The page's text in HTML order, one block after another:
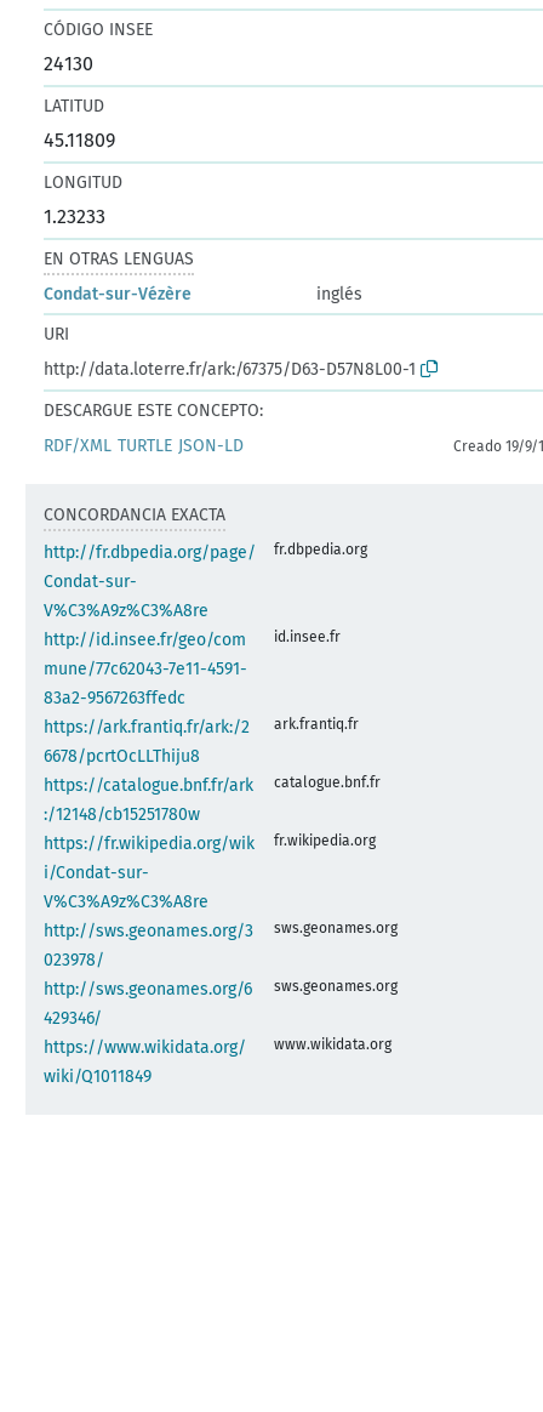
CÓDIGO INSEE
24130
LATITUD
45.11809
LONGITUD
1.23233
EN OTRAS LENGUAS
Condat-sur-Vézère
inglés
URI
http://data.loterre.fr/ark:/67375/D63-D57N8L00-1
DESCARGUE ESTE CONCEPTO:
RDF/XML TURTLE JSON-LD Creado 19/9/
CONCORDANCIA EXACTA
http://fr.dbpedia.org/page/
Condat-sur-
V%C3%A9z%C3%A8re
fr.dbpedia.org
http://id.insee.fr/geo/com
mune/77c62043-7e11-4591-
83a2-9567263ffedc
id.insee.fr
https://ark.frantiq.fr/ark:/2
6678/pcrtOcLLThiju8
ark.frantiq.fr
https://catalogue.bnf.fr/ark
:/12148/cb15251780w
catalogue.bnf.fr
https://fr.wikipedia.org/wik
i/Condat-sur-
V%C3%A9z%C3%A8re
fr.wikipedia.org
http://sws.geonames.org/3
023978/
sws.geonames.org
http://sws.geonames.org/6
429346/
sws.geonames.org
https://www.wikidata.org/
wiki/Q1011849
www.wikidata.org